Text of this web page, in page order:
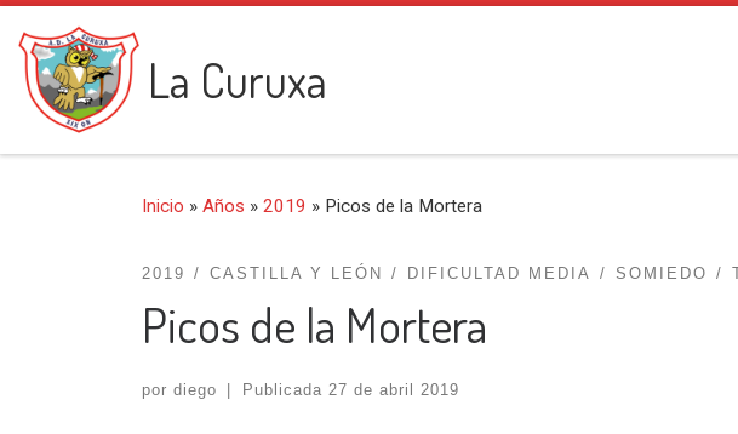
Saltar al contenido
La Curuxa
Inicio » Años » 2019 » Picos de la Mortera
2019 CASTILLA Y LEÓN DIFICULTAD MEDIA SOMIEDO
Picos de la Mortera
por diego Publicada 27 de abril 2019